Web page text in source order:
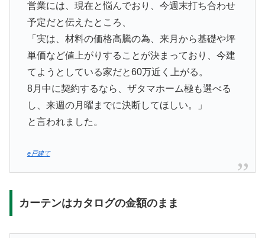
営業には、現在と悩んでおり、今週末打ち合わせ
予定だと伝えたところ、
「実は、材料の価格高騰の為、来月から基礎や坪
単価など値上がりすることが決まっており、今建
てようとしている家だと60万近く上がる。
8月中に契約するなら、ザタマホーム極も選べる
し、来週の月曜までに決断してほしい。」
と言われました。
e戸建て
カーテンはカタログの金額のまま